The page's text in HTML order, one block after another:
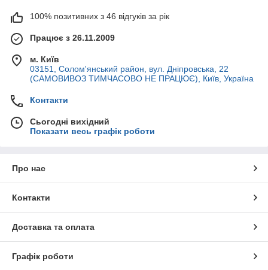
100% позитивних з 46 відгуків за рік
Працює з 26.11.2009
м. Київ
03151, Солом'янський район, вул. Дніпровська, 22
(САМОВИВОЗ ТИМЧАСОВО НЕ ПРАЦЮЄ), Київ, Україна
Контакти
Сьогодні вихідний
Показати весь графік роботи
Про нас
Контакти
Доставка та оплата
Графік роботи